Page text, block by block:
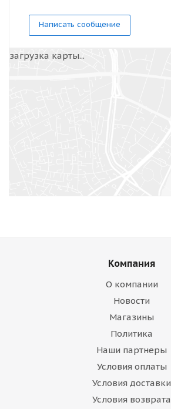
Написать сообщение
загрузка карты...
Компания
О компании
Новости
Магазины
Политика
Наши партнеры
Условия оплаты
Условия доставки
Условия возврата